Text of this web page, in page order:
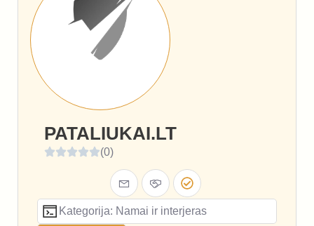
PATALIUKAI.LT
(0)
Kategorija: Namai ir interjeras